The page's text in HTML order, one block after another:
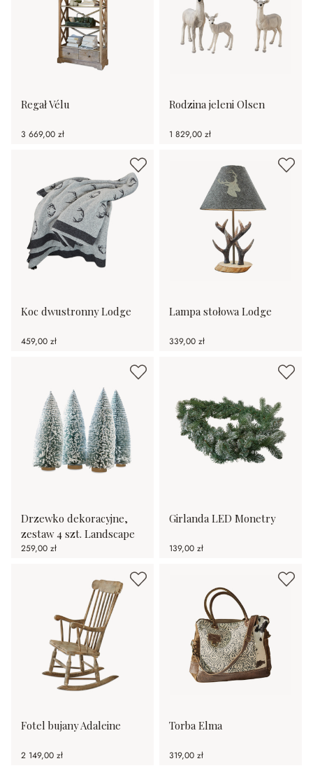
Regał Vélu
3 669,00 zł
Rodzina jeleni Olsen
1 829,00 zł
Koc dwustronny Lodge
459,00 zł
Lampa stołowa Lodge
339,00 zł
Drzewko dekoracyjne,
zestaw 4 szt. Landscape
259,00 zł
Girlanda LED Monetry
139,00 zł
Fotel bujany Adaleine
2 149,00 zł
Torba Elma
319,00 zł